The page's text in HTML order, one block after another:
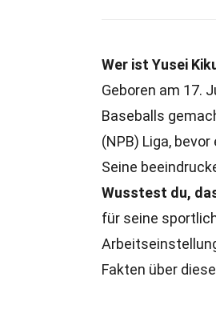
Wer ist Yusei
Geboren am 17.
Baseballs
(NPB) Liga,
Seine
Wusstest du,
für seine
Fakten über